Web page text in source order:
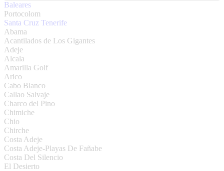
Baleares
Portocolom
Santa Cruz Tenerife
Abama
Acantilados de Los Gigantes
Adeje
Alcala
Amarilla Golf
Arico
Cabo Blanco
Callao Salvaje
Charco del Pino
Chimiche
Chio
Chirche
Costa Adeje
Costa Adeje-Playas De Fañabe
Costa Del Silencio
El Desierto